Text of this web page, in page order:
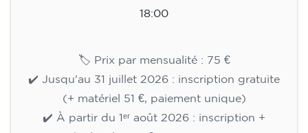
Cours de préparation au
Cambridge B2 First pour
adolescents de 14 à 18 ans -